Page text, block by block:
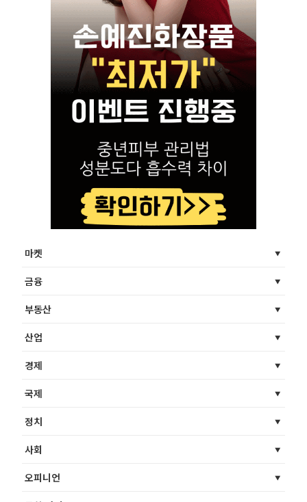
마켓
금융
부동산
산업
경제
국제
정치
사회
오피니언